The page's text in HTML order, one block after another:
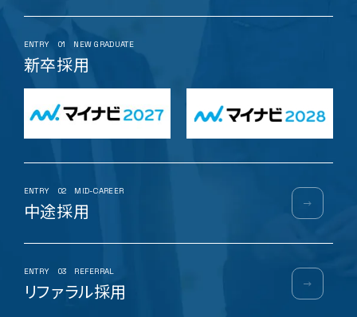
ENTRY 01 NEW GRADUATE
新卒採用
ENTRY 02 MID-CAREER
中途採用
ENTRY 03 REFERRAL
リファラル採用